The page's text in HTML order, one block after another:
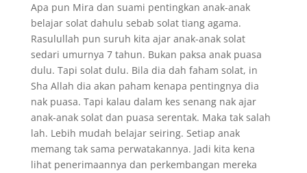
Apa pun Mira dan suami pentingkan anak-anak
belajar solat dahulu sebab solat tiang agama.
Rasulullah pun suruh kita ajar anak-anak solat
sedari umurnya 7 tahun. Bukan paksa anak puasa
dulu. Tapi solat dulu. Bila dia dah faham solat, in
Sha Allah dia akan paham kenapa pentingnya dia
nak puasa. Tapi kalau dalam kes senang nak ajar
anak-anak solat dan puasa serentak. Maka tak salah
lah. Lebih mudah belajar seiring. Setiap anak
memang tak sama perwatakannya. Jadi kita kena
lihat penerimaannya dan perkembangan mereka